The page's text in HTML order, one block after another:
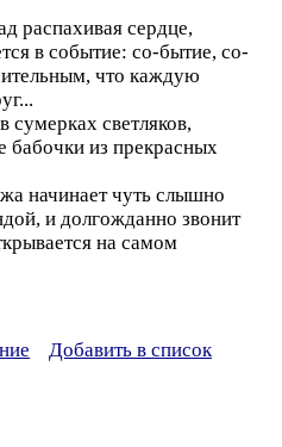
распахивая сердце,
в событие: со-бытие, со-
что каждую
сумерках светляков,
бабочки из прекрасных
начинает чуть слышно
и долгожданно звонит
на самом
Добавить в список